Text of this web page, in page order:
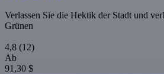
Verlassen Sie die Hektik der Stadt und
Grünen
4,8 (12)
Ab
91,30 $